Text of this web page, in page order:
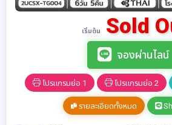
เริ่มต้น Sold
จองผ่านไลน์
โปรแกรมย่อ 1 โปรแกรมย่อ 2
รายละเอียดทั้งหมด